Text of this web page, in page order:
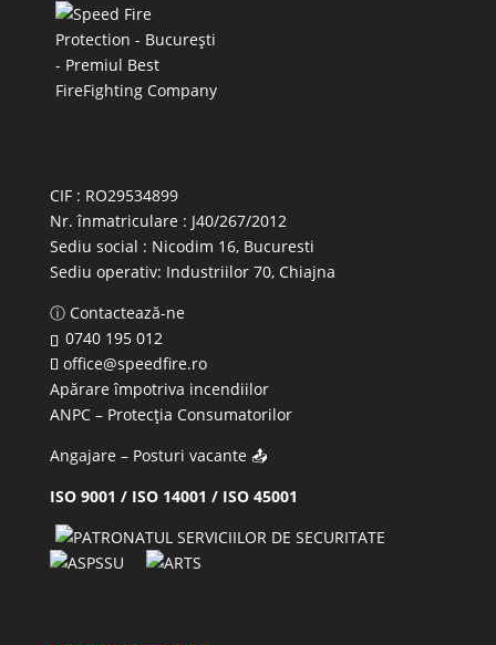
CIF : RO29534899
Nr. înmatriculare : J40/267/2012
Sediu social : Nicodim 16, Bucuresti
Sediu operativ: Industriilor 70, Chiajna
ⓘ Contactează-ne
0740 195 012
office@speedfire.ro
Apărare împotriva incendiilor
ANPC– Protecția Consumatorilor
Angajare – Posturi vacante📤
ISO 9001 / ISO 14001 / ISO 45001